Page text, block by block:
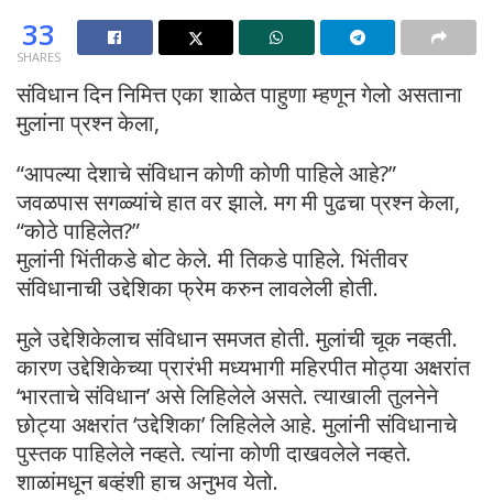
33
SHARES
संविधान दिन निमित्त एका शाळेत पाहुणा म्हणून गेलो असताना
मुलांना प्रश्न केला,
“आपल्या देशाचे संविधान कोणी कोणी पाहिले आहे?”
जवळपास सगळ्यांचे हात वर झाले. मग मी पुढचा प्रश्न केला,
“कोठे पाहिलेत?”
मुलांनी भिंतीकडे बोट केले. मी तिकडे पाहिले. भिंतीवर
संविधानाची उद्देशिका फ्रेम करुन लावलेली होती.
मुले उद्देशिकेलाच संविधान समजत होती. मुलांची चूक नव्हती.
कारण उद्देशिकेच्या प्रारंभी मध्यभागी महिरपीत मोठ्या अक्षरांत
‘भारताचे संविधान’ असे लिहिलेले असते. त्याखाली तुलनेने
छोट्या अक्षरांत ‘उद्देशिका’ लिहिलेले आहे. मुलांनी संविधानाचे
पुस्तक पाहिलेले नव्हते. त्यांना कोणी दाखवलेले नव्हते.
शाळांमधून बव्हंशी हाच अनुभव येतो.